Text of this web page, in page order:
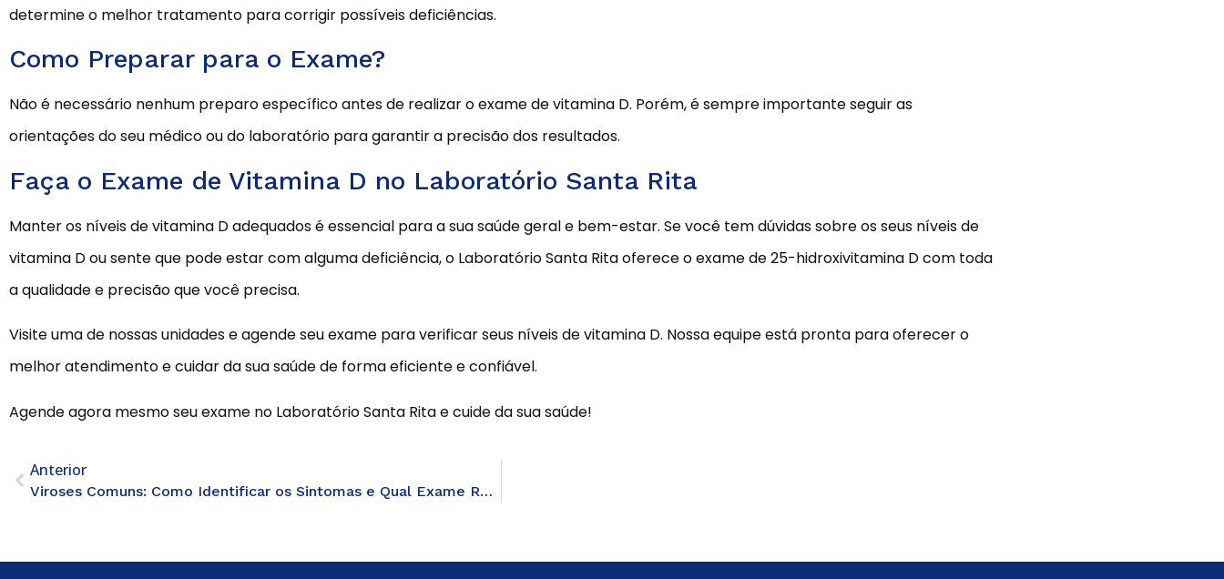
determine o melhor tratamento para corrigir possíveis deficiências.
Como Preparar para o Exame?
Não é necessário nenhum preparo específico antes de realizar o exame de vitamina D. Porém, é sempre importante seguir as
orientações do seu médico ou do laboratório para garantir a precisão dos resultados.
Faça o Exame de Vitamina D no Laboratório Santa Rita
Manter os níveis de vitamina D adequados é essencial para a sua saúde geral e bem-estar. Se você tem dúvidas sobre os seus níveis de
vitamina D ou sente que pode estar com alguma deficiência, o Laboratório Santa Rita oferece o exame de 25-hidroxivitamina D com toda
a qualidade e precisão que você precisa.
Visite uma de nossas unidades e agende seu exame para verificar seus níveis de vitamina D. Nossa equipe está pronta para oferecer o
melhor atendimento e cuidar da sua saúde de forma eficiente e confiável.
Agende agora mesmo seu exame no Laboratório Santa Rita e cuide da sua saúde!
Anterior
Viroses Comuns: Como Identificar os Sintomas e Qual Exame Realizar para o Diagnóstico Correto